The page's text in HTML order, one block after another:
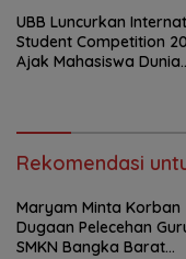
UBB Luncurkan
Student Competition
Ajak Mahasiswa Dunia
Rekomendasi
Maryam Minta Korban
Dugaan Pelecehan
SMKN Bangka Barat